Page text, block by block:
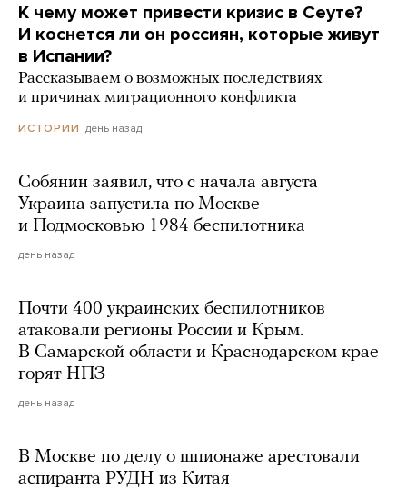
К чему может привести кризис в Сеуте?
И коснется ли он россиян, которые живут
в Испании?
Рассказываем о возможных последствиях
и причинах миграционного конфликта
ИСТОРИИ день назад
Собянин заявил, что с начала августа
Украина запустила по Москве
и Подмосковью 1984 беспилотника
день назад
Почти 400 украинских беспилотников
атаковали регионы России и Крым.
В Самарской области и Краснодарском крае
горят НПЗ
день назад
В Москве по делу о шпионаже арестовали
аспиранта РУДН из Китая